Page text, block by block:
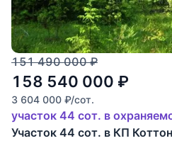
151 490 000 ₽
158 540 000 ₽
3 604 000 ₽/сот.
участок 44 сот. в
Участок 44 сот. в КП